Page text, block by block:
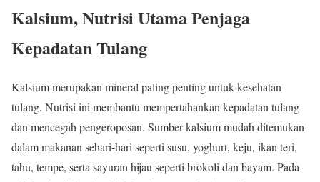
Kalsium, Nutrisi Utama Penjaga
Kepadatan Tulang
Kalsium merupakan mineral paling penting untuk kesehatan
tulang. Nutrisi ini membantu mempertahankan kepadatan tulang
dan mencegah pengeroposan. Sumber kalsium mudah ditemukan
dalam makanan sehari-hari seperti susu, yoghurt, keju, ikan teri,
tahu, tempe, serta sayuran hijau seperti brokoli dan bayam. Pada